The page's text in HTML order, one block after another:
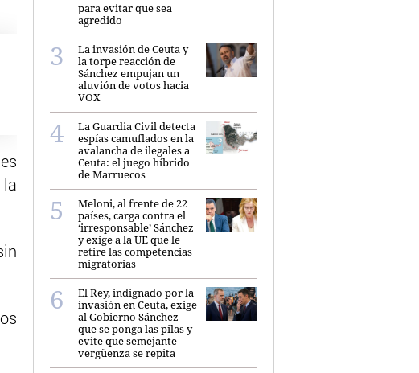
para evitar que sea
agredido
La invasión de Ceuta y
la torpe reacción de
Sánchez empujan un
aluvión de votos hacia
VOX
La Guardia Civil detecta
espías camuflados en la
avalancha de ilegales a
Ceuta: el juego híbrido
de Marruecos
Meloni, al frente de 22
países, carga contra el
‘irresponsable’ Sánchez
y exige a la UE que le
retire las competencias
migratorias
El Rey, indignado por la
invasión en Ceuta, exige
al Gobierno Sánchez
que se ponga las pilas y
evite que semejante
vergüenza se repita